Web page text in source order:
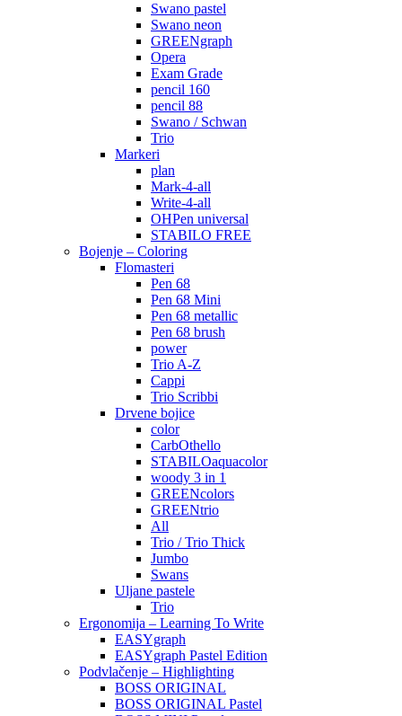
Swano pastel
Swano neon
GREENgraph
Opera
Exam Grade
pencil 160
pencil 88
Swano / Schwan
Trio
Markeri
plan
Mark-4-all
Write-4-all
OHPen universal
STABILO FREE
Bojenje – Coloring
Flomasteri
Pen 68
Pen 68 Mini
Pen 68 metallic
Pen 68 brush
power
Trio A-Z
Cappi
Trio Scribbi
Drvene bojice
color
CarbOthello
STABILOaquacolor
woody 3 in 1
GREENcolors
GREENtrio
All
Trio / Trio Thick
Jumbo
Swans
Uljane pastele
Trio
Ergonomija – Learning To Write
EASYgraph
EASYgraph Pastel Edition
Podvlačenje – Highlighting
BOSS ORIGINAL
BOSS ORIGINAL Pastel